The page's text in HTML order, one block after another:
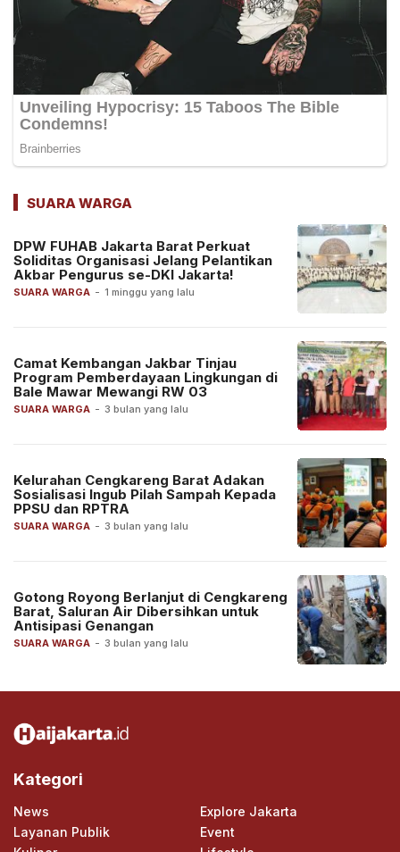
SUARA WARGA
SUARA WARGA - 1 minggu yang lalu
DPW FUHAB Jakarta Barat Perkuat
Soliditas Organisasi Jelang Pelantikan
Akbar Pengurus se-DKI Jakarta!
SUARA WARGA - 3 bulan yang lalu
Camat Kembangan Jakbar Tinjau
Program Pemberdayaan Lingkungan di
Bale Mawar Mewangi RW 03
SUARA WARGA - 3 bulan yang lalu
Kelurahan Cengkareng Barat Adakan
Sosialisasi Ingub Pilah Sampah Kepada
PPSU dan RPTRA
SUARA WARGA - 3 bulan yang lalu
Gotong Royong Berlanjut di Cengkareng
Barat, Saluran Air Dibersihkan untuk
Antisipasi Genangan
Kategori
News
Explore Jakarta
Layanan Publik
Event